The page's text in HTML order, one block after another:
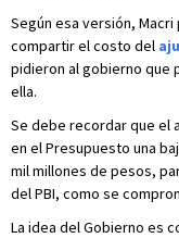
Según esa versión,
compartir el costo del
pidieron al gobierno que
ella.
Se debe recordar que el
en el Presupuesto una
mil millones de pesos,
del PBI, como se
La idea del Gobierno es